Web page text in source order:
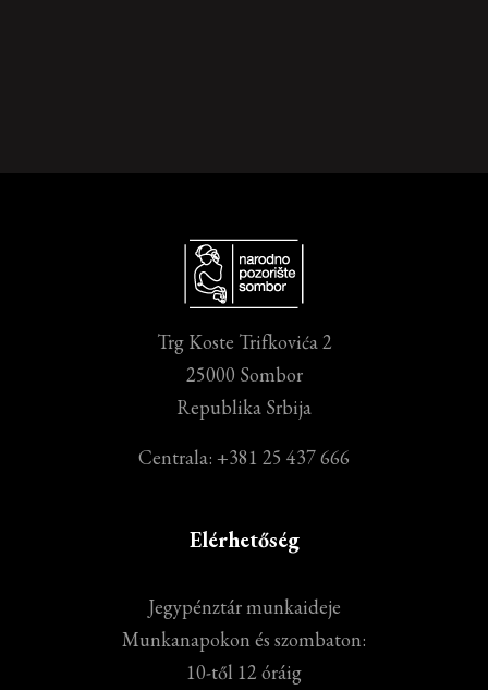
Trg Koste Trifkovića 2
25000 Sombor
Republika Srbija
Centrala: +381 25 437 666
Elérhetőség
Jegypénztár munkaideje
Munkanapokon és szombaton:
10-től 12 óráig